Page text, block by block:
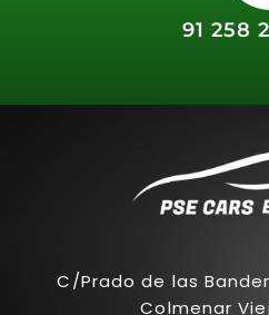
91 258
C/Prado de las
Colmenar